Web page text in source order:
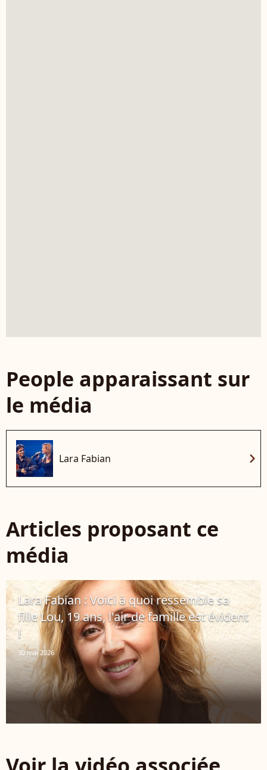
People apparaissant sur
le média
Lara Fabian chevron_right
Articles proposant ce
média
Lara Fabian : Voici à quoi ressemble sa
fille Lou, 19 ans, l'air de famille est évident
!
30 mai 2026